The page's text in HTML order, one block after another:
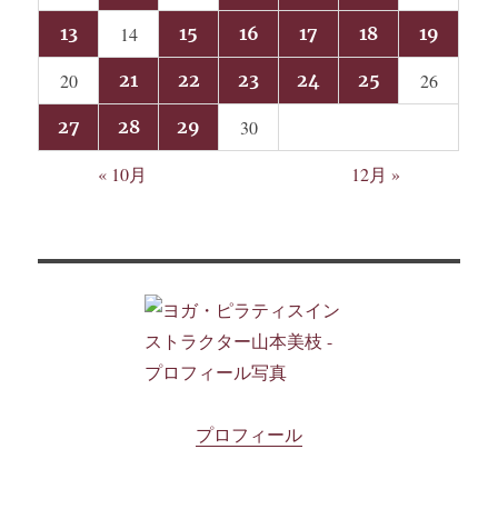
13 14 15 16 17 18 19
20 21 22 23 24 25 26
27 28 29
30
« 10月
12月 »
プロフィール